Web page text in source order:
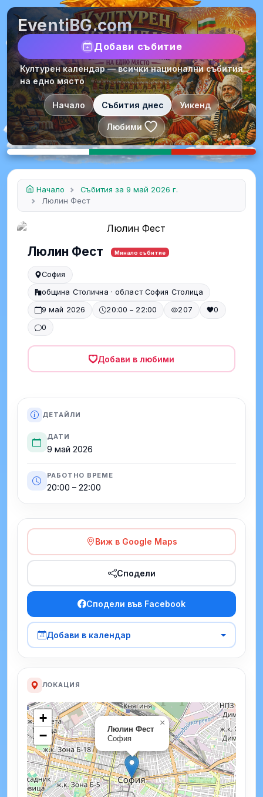
EventiBG.com
Добави събитие
Културен календар — всички национални събития
на едно място
Начало Събития днес Уикенд
Любими
Начало
Събития за 9 май 2026 г.
Люлин Фест
Люлин Фест Минало събитие
София
община Столична · област София Столица
9 май 2026
20:00 – 22:00 207
0
0
Добави в любими
ДЕТАЙЛИ
ДАТИ
9 май 2026
РАБОТНО ВРЕМЕ
20:00 – 22:00
Виж в Google Maps
Сподели
Сподели във Facebook
Добави в календар
ЛОКАЦИЯ
Люлин Фест
София
×
+
−